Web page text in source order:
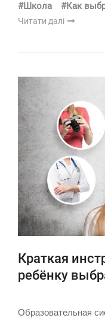
#Школа #Как
Читати далі
Краткая
ребёнку
Образовательная